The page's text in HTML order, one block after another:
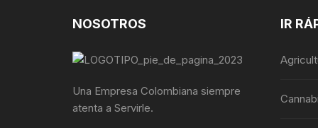
NOSOTROS
Una Empresa Colombiana siempre
atenta a Servirle.
IR